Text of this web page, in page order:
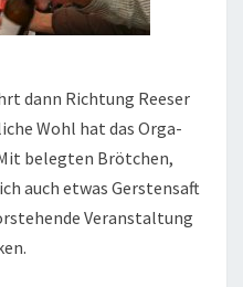
dann Richtung Reeser
Wohl hat das Orga-
belegten Brötchen,
auch etwas Gerstensaft
Veranstaltung